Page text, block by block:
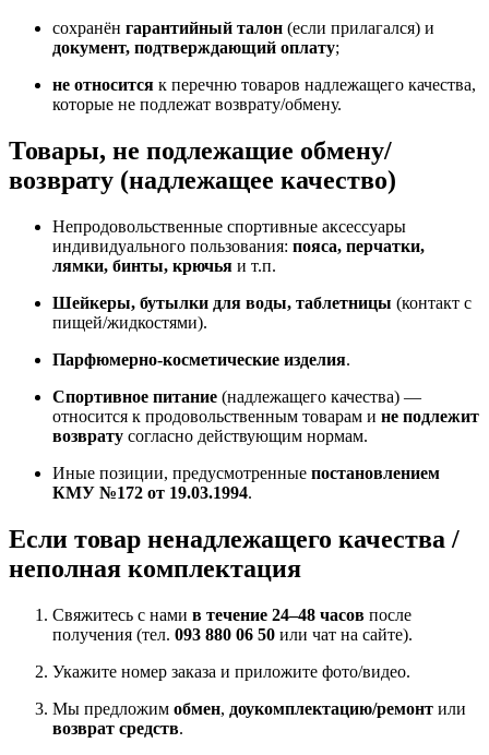
сохранён гарантийный талон (если прилагался) и
документ, подтверждающий оплату;
не относится к перечню товаров надлежащего качества,
которые не подлежат возврату/обмену.
Товары, не подлежащие обмену/
возврату (надлежащее качество)
Непродовольственные спортивные аксессуары
индивидуального пользования: пояса, перчатки,
лямки, бинты, крючья и т.п.
Шейкеры, бутылки для воды, таблетницы (контакт с
пищей/жидкостями).
Парфюмерно-косметические изделия.
Спортивное питание (надлежащего качества) —
относится к продовольственным товарам и не подлежит
возврату согласно действующим нормам.
Иные позиции, предусмотренные постановлением
КМУ №172 от 19.03.1994.
Если товар ненадлежащего качества /
неполная комплектация
Свяжитесь с нами в течение 24–48 часов после
получения (тел. 093 880 06 50 или чат на сайте).
Укажите номер заказа и приложите фото/видео.
Мы предложим обмен, доукомплектацию/ремонт или
возврат средств.